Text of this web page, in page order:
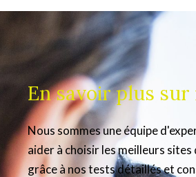
En savoir plus sur
Nous sommes une équipe
aider à choisir les meilleurs
grâce à nos tests détaillés et